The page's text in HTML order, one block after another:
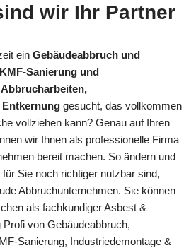
wir Ihr Partner
ein Gebäudeabbruch und
Sanierung und
gesucht, das vollkommen
vollziehen kann? Genau auf Ihren
wir Ihnen als professionelle Firma
bereit machen. So ändern und
Sie noch richtiger nutzbar sind,
Abbruchunternehmen. Sie können
als fachkundiger Asbest &
von Gebäudeabbruch,
Sanierung, Industriedemontage &